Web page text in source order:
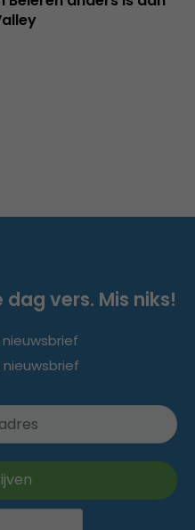
vers. Mis niks!
nieuwsbrief